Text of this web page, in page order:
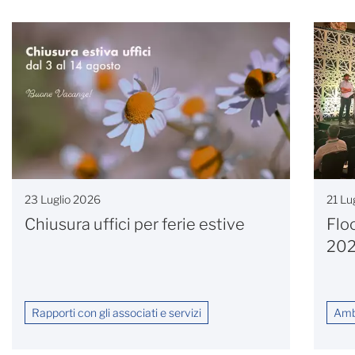
23 Luglio 2026
Chiusura uffici per ferie estive
Rapporti con gli associati e servizi
21